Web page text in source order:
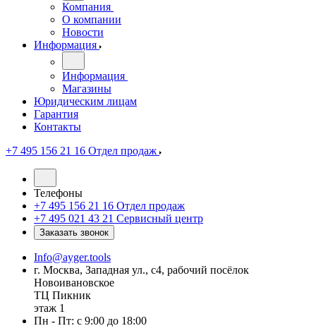
Компания
О компании
Новости
Информация
Информация
Магазины
Юридическим лицам
Гарантия
Контакты
+7 495 156 21 16 Отдел продаж
Телефоны
+7 495 156 21 16 Отдел продаж
+7 495 021 43 21 Cервисный центр
Заказать звонок
Info@ayger.tools
г. Москва, Западная ул., с4, рабочий посёлок
Новоивановское
ТЦ Пикник
этаж 1
Пн - Пт: с 9:00 до 18:00